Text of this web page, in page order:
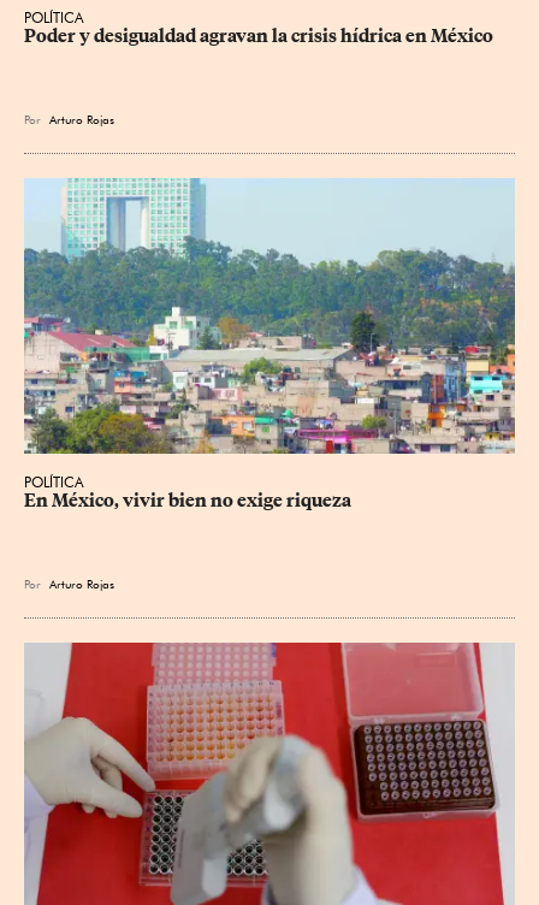
POLÍTICA
Poder y desigualdad agravan la crisis hídrica en México
Por Arturo Rojas
POLÍTICA
En México, vivir bien no exige riqueza
Por Arturo Rojas